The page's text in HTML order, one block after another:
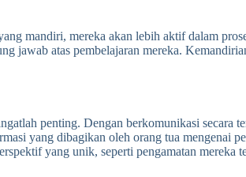
mandiri, mereka akan lebih aktif dalam
jawab atas pembelajaran mereka.
penting. Dengan berkomunikasi
yang dibagikan oleh orang tua mengenai
yang unik, seperti pengamatan mereka